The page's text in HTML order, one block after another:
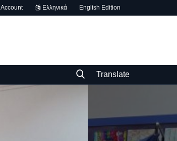
Account Ελληνικά English Edition
Translate